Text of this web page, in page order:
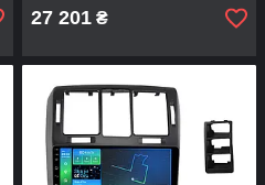
27 201 ₴